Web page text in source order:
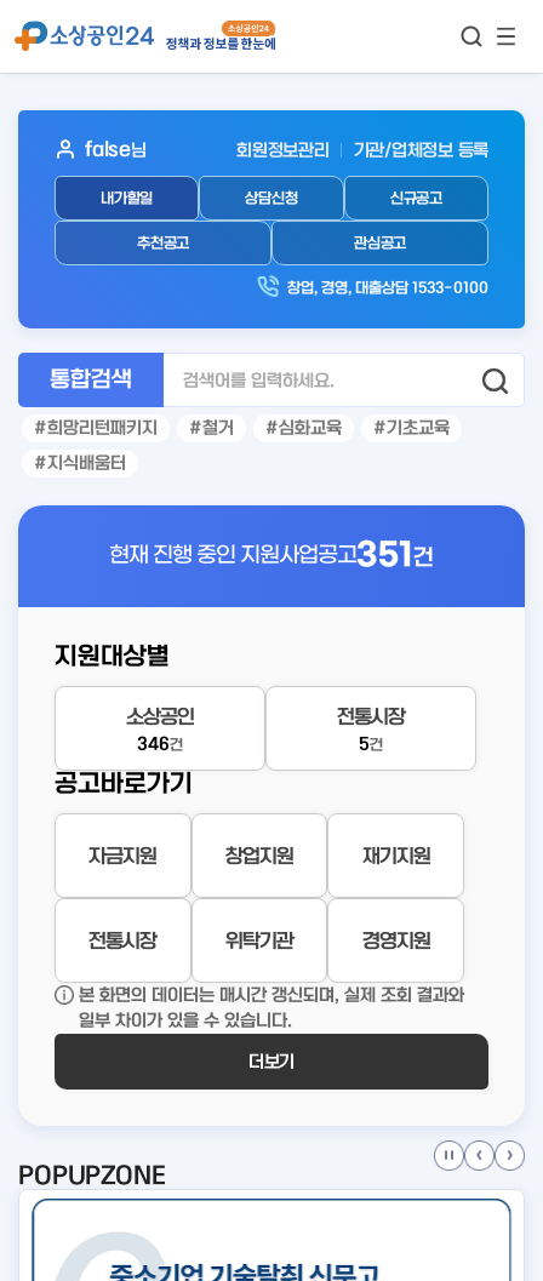
보기
아
웃
로
인
false님 회원정보관리 기관/업체정보 등록
내가할일 상담신청 신규공고
추천공고 관심공고
창업, 경영, 대출상담 1533-0100
통합검색
희망리턴패키지 철거 심화교육
기초교육
지식배움터
현재 진행 중인 지원사업공고351건
지원대상별
소상공인
346건
전통시장
5건
공고바로가기
자금지원 창업지원 재기지원
전통시장 위탁기관 경영지원
본 화면의 데이터는 매시간 갱신되며, 실제 조회 결과와
일부 차이가 있을 수 있습니다.
더보기
POPUPZONE